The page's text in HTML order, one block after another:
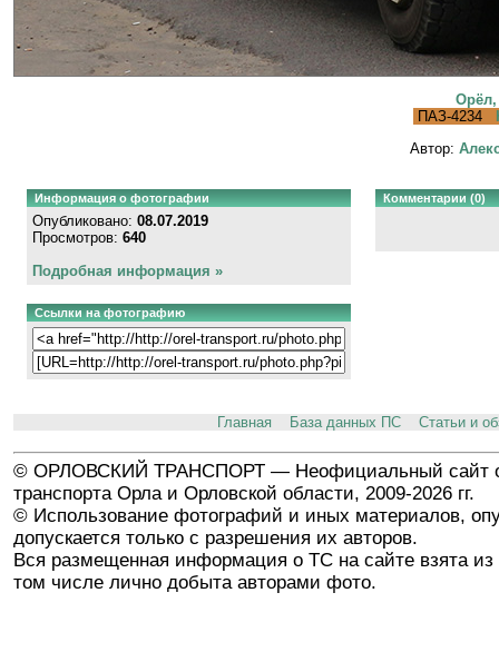
Орёл,
ПАЗ-4234
Автор:
Информация о фотографии
Опубликовано: 08.07.2019
Просмотров: 640
Подробная информация »
Ссылки на фотографию
Комментарии (0)
Главная База данных ПС Статьи и
© ОРЛОВСКИЙ ТРАНСПОРТ — Неофициальный сайт
транспорта Орла и Орловской области, 2009-2026 гг.
© Использование фотографий и иных материалов,
допускается только с разрешения их авторов.
Вся размещенная информация о ТС на сайте взята из
том числе лично добыта авторами фото.